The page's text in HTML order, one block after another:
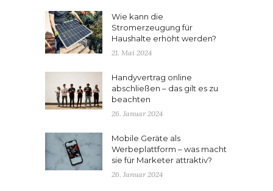
Wie kann die
Stromerzeugung für
Haushalte erhöht werden?
21. Mai 2024
Handyvertrag online
abschließen – das gilt es zu
beachten
26. Januar 2024
Mobile Geräte als
Werbeplattform – was macht
sie für Marketer attraktiv?
26. Januar 2024